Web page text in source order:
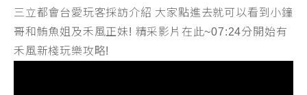
三立都會台愛玩客採訪介紹 大家點進去就可以看到小鐘
哥和鮪魚姐及禾風正妹! 精采影片在此~07:24分開始有
禾風新棧玩樂攻略!